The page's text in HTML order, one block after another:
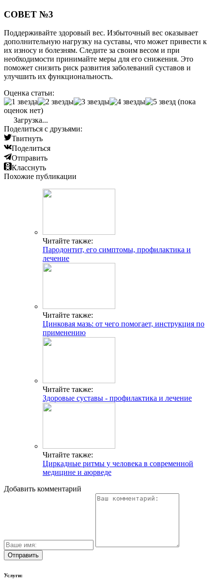
СОВЕТ №3
Поддерживайте здоровый вес. Избыточный вес оказывает
дополнительную нагрузку на суставы, что может привести к
их износу и болезням. Следите за своим весом и при
необходимости принимайте меры для его снижения. Это
поможет снизить риск развития заболеваний суставов и
улучшить их функциональность.
Оценка статьи:
(пока
оценок нет)
Загрузка...
Поделиться с друзьями:
Твитнуть
Поделиться
Отправить
Класснуть
Похожие публикации
Читайте также:
Пародонтит, его симптомы, профилактика и
лечение
Читайте также:
Цинковая мазь: от чего помогает, инструкция по
применению
Читайте также:
Здоровые суставы - профилактика и лечение
Читайте также:
Циркадные ритмы у человека в современной
медицине и аюрведе
Добавить комментарий
Услуги: